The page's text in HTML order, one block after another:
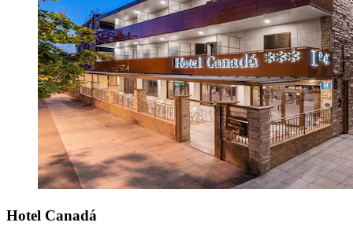
Hotel Canadá